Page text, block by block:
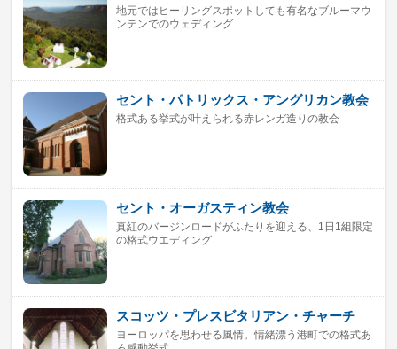
地元ではヒーリングスポットしても有名なブルーマウ
ンテンでのウェディング
セント・パトリックス・アングリカン教会
格式ある挙式が叶えられる赤レンガ造りの教会
セント・オーガスティン教会
真紅のバージンロードがふたりを迎える、1日1組限定
の格式ウエディング
スコッツ・プレスビタリアン・チャーチ
ヨーロッパを思わせる風情。情緒漂う港町での格式あ